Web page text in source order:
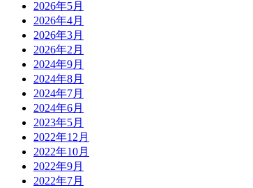
2026年5月
2026年4月
2026年3月
2026年2月
2024年9月
2024年8月
2024年7月
2024年6月
2023年5月
2022年12月
2022年10月
2022年9月
2022年7月